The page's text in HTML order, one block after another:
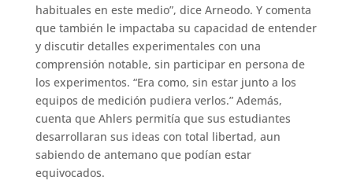
habituales en este medio”, dice Arneodo. Y comenta
que también le impactaba su capacidad de entender
y discutir detalles experimentales con una
comprensión notable, sin participar en persona de
los experimentos. “Era como, sin estar junto a los
equipos de medición pudiera verlos.” Además,
cuenta que Ahlers permitía que sus estudiantes
desarrollaran sus ideas con total libertad, aun
sabiendo de antemano que podían estar
equivocados.